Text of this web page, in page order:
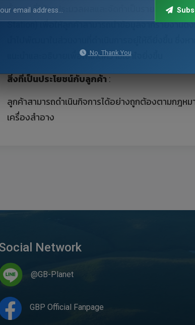
ทั้งหมดที่ได้มาประมวลผลและจัดทำเป็นรายงานผลก
Station) เพื่อให้ลูกค้าสามารถนำข้อมูลจากรายงาน
นำไปพัฒนาในส่วนงานที่ดำเนินการอยู่ให้ดียิ่งขึ้น ซึ่งห
แนะนำและอธิบายเพื่อให้เกิดความเข้าใจยิ่งขึ้น
สิ่งที่เป็นประโยชน์กับลูกค้า :
ลูกค้าสามารถดำเนินกิจการได้อย่างถูกต้องตามก
เครื่องสำอาง
Network
@GB-Planet
GBP Official Fanpage
No, Thank You